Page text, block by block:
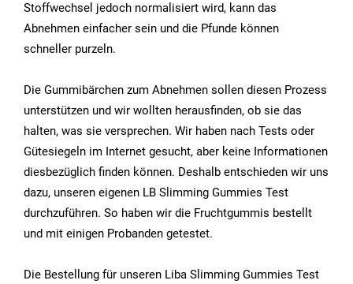
Stoffwechsel jedoch normalisiert wird, kann das
Abnehmen einfacher sein und die Pfunde können
schneller purzeln.
Die Gummibärchen zum Abnehmen sollen diesen Prozess
unterstützen und wir wollten herausfinden, ob sie das
halten, was sie versprechen. Wir haben nach Tests oder
Gütesiegeln im Internet gesucht, aber keine Informationen
diesbezüglich finden können. Deshalb entschieden wir uns
dazu, unseren eigenen LB Slimming Gummies Test
durchzuführen. So haben wir die Fruchtgummis bestellt
und mit einigen Probanden getestet.
Die Bestellung für unseren Liba Slimming Gummies Test